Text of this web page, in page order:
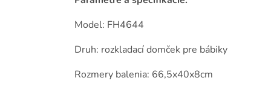
Model: FH4644
Druh: rozkladací domček pre bábiky
Rozmery balenia: 66,5x40x8cm